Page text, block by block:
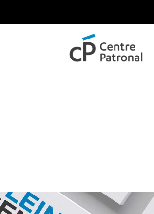
CENTRE
PATRONAL